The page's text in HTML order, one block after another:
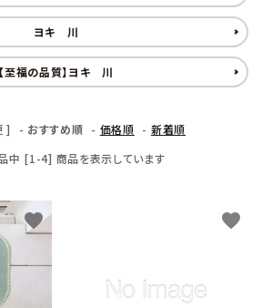
ヨキ 川
【至福の品質】ヨキ 川
] - おすすめ順 - 価格順 - 新着順
中 [1-4] 商品を表示しています
favorite favorite